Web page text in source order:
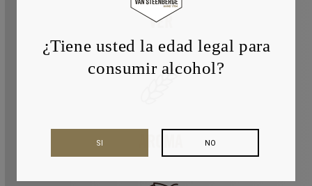
VER
¿Tiene usted la edad legal para
consumir alcohol?
NO
SI